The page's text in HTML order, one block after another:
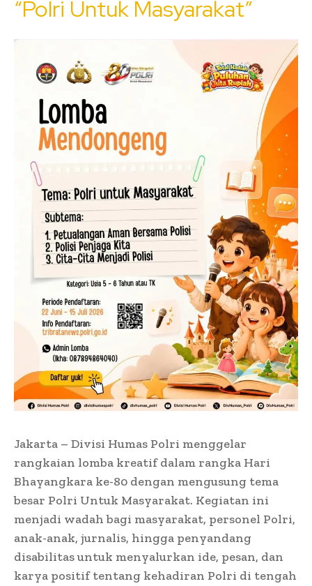
“Polri Untuk Masyarakat”
Jakarta – Divisi Humas Polri menggelar
rangkaian lomba kreatif dalam rangka Hari
Bhayangkara ke-80 dengan mengusung tema
besar Polri Untuk Masyarakat. Kegiatan ini
menjadi wadah bagi masyarakat, personel Polri,
anak-anak, jurnalis, hingga penyandang
disabilitas untuk menyalurkan ide, pesan, dan
karya positif tentang kehadiran Polri di tengah